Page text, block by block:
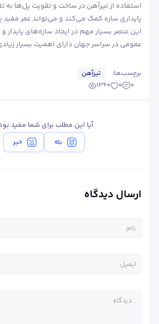
استفاده از تیرآهن در ساخت و تقویت پل‌ها به
پایداری سازه کمک می‌کند و می‌تواند عمر مفید
این عنصر بسیار مهم در ایجاد سازه‌های پایدار و
عمومی در سراسر جهان دارای اهمیت بسیار
برچسب‌ها:
تیرآهن
0
0
1360
آیا این مطلب برای شما مفید
بله خیر
ارسال دیدگاه